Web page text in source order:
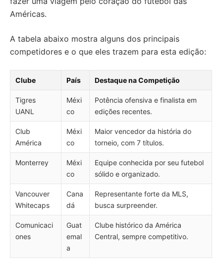
Américas.
A tabela abaixo mostra alguns dos principais
competidores e o que eles trazem para esta edição:
Clube País Destaque na Competição
Tigres
UANL
Méxi
co
Potência ofensiva e finalista em
edições recentes.
Club
América
Méxi
co
Maior vencedor da história do
torneio, com 7 títulos.
Monterrey
Méxi
co
Equipe conhecida por seu futebol
sólido e organizado.
Vancouver
Whitecaps
Cana
dá
Representante forte da MLS,
busca surpreender.
Comunicaci
ones
Guat
emal
a
Clube histórico da América
Central, sempre competitivo.